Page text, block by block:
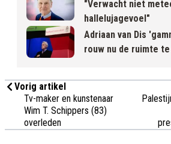
"Verwacht niet
hallelujagevoel"
Adriaan van Dis
rouw nu de ruimte
Vorig artikel
Tv-maker en kunstenaar
Wim T. Schippers (83)
overleden